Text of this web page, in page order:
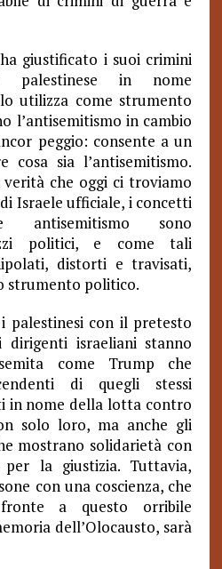
giustificato i suoi crimini
in nome
utilizza come strumento
l’antisemitismo in cambio
peggio: consente a un
cosa sia l’antisemitismo.
che oggi ci troviamo
Israele ufficiale, i concetti
sono
politici, e come tali
distorti e travisati,
strumento politico.
palestinesi con il pretesto
dirigenti israeliani stanno
come Trump che
di quegli stessi
in nome della lotta contro
solo loro, ma anche gli
mostrano solidarietà con
la giustizia. Tuttavia,
con una coscienza, che
a questo orribile
dell’Olocausto, sarà